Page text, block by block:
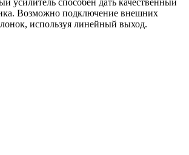
усилитель способен дать качественный
Возможно подключение внешних
используя линейный выход.